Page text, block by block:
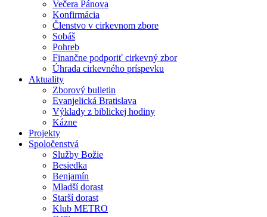
Večera Pánova
Konfirmácia
Členstvo v cirkevnom zbore
Sobáš
Pohreb
Finančne podporiť cirkevný zbor
Úhrada cirkevného príspevku
Aktuality
Zborový bulletin
Evanjelická Bratislava
Výklady z biblickej hodiny
Kázne
Projekty
Spoločenstvá
Služby Božie
Besiedka
Benjamín
Mladší dorast
Starší dorast
Klub METRO